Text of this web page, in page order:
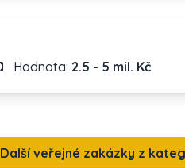
Hodnota: 2.5 - 5 mil. Kč
Další veřejné zakázky z